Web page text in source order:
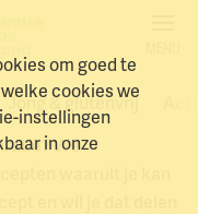
Jong & glutenvrij
We
waaruit je kan
en wil je dat delen
om goed te
cookies we
instellingen
in onze